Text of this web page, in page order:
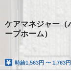
ケアマネジャー（
ープホーム）
時給1,563円 〜 1,763円